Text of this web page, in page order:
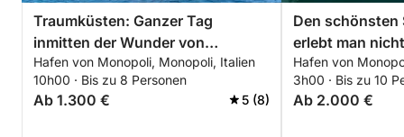
Traumküsten: Ganzer Tag
inmitten der Wunder von
Polignano und Monopoli
Hafen von Monopoli, Monopoli, Italien
10h00 · Bis zu 8 Personen
Ab 1.300 € 5 (8)
Den schönsten
erlebt man
sondern dort,
keine Grenzen
Auslaufen?
Hafen von
3h00 · Bis zu 10
Ab 2.000 €